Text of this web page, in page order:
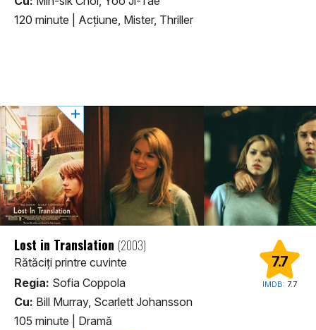
120 minute
Acţiune, Mister, Thriller
7.7
IMDB: 7.7
Lost in Translation (2003)
Rătăciți printre cuvinte
Regia: Sofia Coppola
Cu: Bill Murray, Scarlett Johansson
105 minute
Dramă